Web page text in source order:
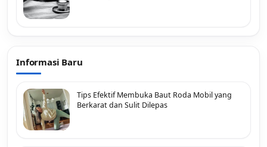
Informasi Baru
Tips Efektif Membuka Baut Roda Mobil yang
Berkarat dan Sulit Dilepas